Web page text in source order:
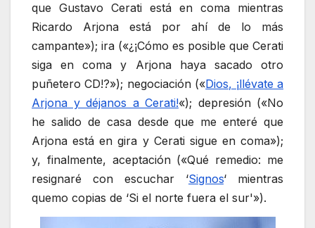
que Gustavo Cerati está en coma mientras
Ricardo Arjona está por ahí de lo más
campante»); ira («¿¡Cómo es posible que Cerati
siga en coma y Arjona haya sacado otro
puñetero CD!?»); negociación («Dios, ¡llévate a
Arjona y déjanos a Cerati!«); depresión («No
he salido de casa desde que me enteré que
Arjona está en gira y Cerati sigue en coma»);
y, finalmente, aceptación («Qué remedio: me
resignaré con escuchar ‘Signos‘ mientras
quemo copias de ‘Si el norte fuera el sur'»).